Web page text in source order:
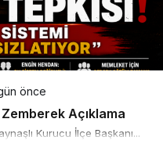
önce
Açıklama
Kurucu İlçe Başkanı...